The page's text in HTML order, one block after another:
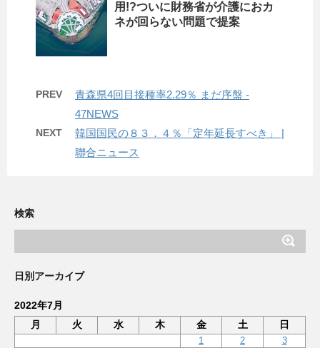
用!?ついに財務省が介護におカ
ネが回らない問題で提案
PREV
青森県4回目接種率2.29％ まだ序盤 -
47NEWS
NEXT
韓国国民の８３．４％「定年延長すべき」 |
聯合ニュース
検索
日別アーカイブ
2022年7月
月
火 水 木 金 土 日
1 2
3